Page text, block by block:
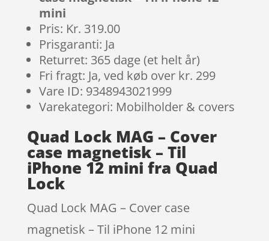
mini
Pris: Kr. 319.00
Prisgaranti: Ja
Returret: 365 dage (et helt år)
Fri fragt: Ja, ved køb over kr. 299
Vare ID: 9348943021999
Varekategori: Mobilholder & covers
Quad Lock MAG – Cover
case magnetisk – Til
iPhone 12 mini fra Quad
Lock
Quad Lock MAG – Cover case
magnetisk – Til iPhone 12 mini